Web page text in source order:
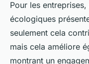
Pour les
écologiques
seulement cela
mais cela améliore
montrant un